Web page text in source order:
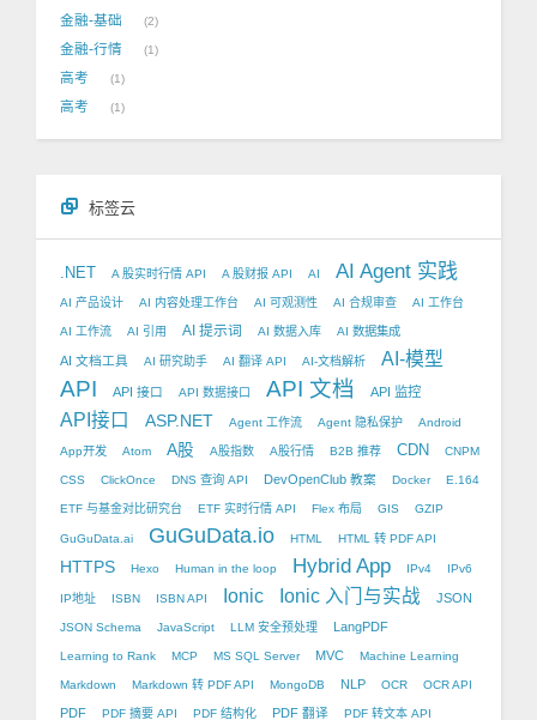
金融-基础 2
金融-行情 1
高考 1
高考 1
标签云
.NET A 股实时行情 API A 股财报 API AI AI Agent 实践
AI 产品设计 AI 内容处理工作台 AI 可观测性 AI 合规审查 AI 工作台
AI 工作流 AI 引用 AI 提示词 AI 数据入库 AI 数据集成
AI 文档工具 AI 研究助手 AI 翻译 API AI-文档解析 AI-模型
API API 接口 API 数据接口 API 文档 API 监控
API接口 ASP.NET Agent 工作流 Agent 隐私保护 Android
App开发 Atom A股 A股指数 A股行情 B2B 推荐 CDN CNPM
CSS ClickOnce DNS 查询 API DevOpenClub 教案 Docker E.164
ETF 与基金对比研究台 ETF 实时行情 API Flex 布局 GIS GZIP
GuGuData.ai GuGuData.io HTML HTML 转 PDF API
HTTPS Hexo Human in the loop Hybrid App IPv4 IPv6
IP地址 ISBN ISBN API Ionic Ionic 入门与实战 JSON
JSON Schema JavaScript LLM 安全预处理 LangPDF
Learning to Rank MCP MS SQL Server MVC Machine Learning
Markdown Markdown 转 PDF API MongoDB NLP OCR OCR API
PDF PDF 摘要 API PDF 结构化 PDF 翻译 PDF 转文本 API